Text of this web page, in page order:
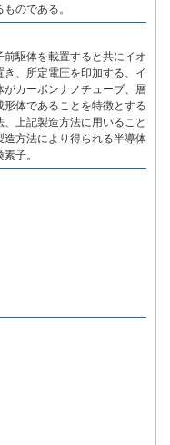
のである。
駆体を載置すると共にイオ
、所定電圧を印加する、イ
カーボンナノチューブ、層
体であることを特徴とする
上記製造方法に用いること
方法により得られる半導体
子。